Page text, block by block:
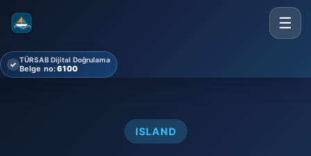
☰
✓ TÜRSAB Dijital Doğrulama
Belge no:6100
ISLAND